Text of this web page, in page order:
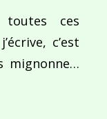
ces
c’est
mignonne…